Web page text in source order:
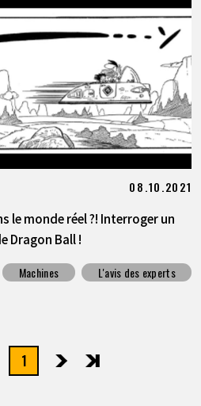
DE ES
08.10.2021
le monde réel ?! Interroger un
Dragon Ball !
Machines L'avis des experts
前へ1 次へ最後